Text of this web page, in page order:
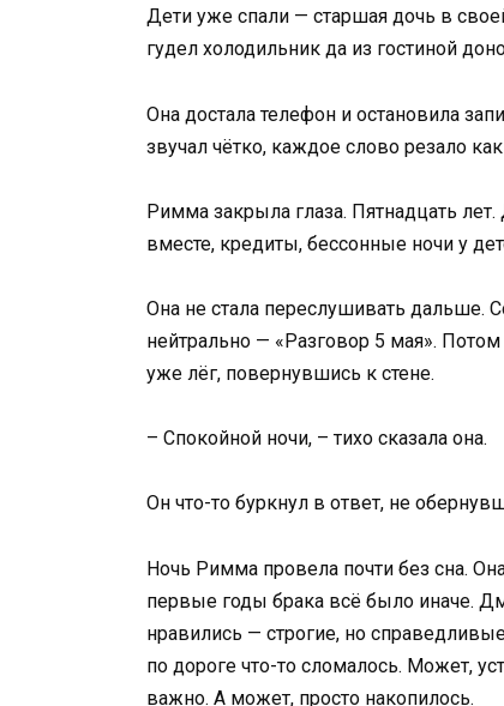
Дети уже спали — старшая дочь в
гудел холодильник да из гостиной
Она достала телефон и остановила
звучал чётко, каждое слово резало
Римма закрыла глаза. Пятнадцать
вместе, кредиты, бессонные ночи у
Она не стала переслушивать дальше.
нейтрально — «Разговор 5 мая».
уже лёг, повернувшись к стене.
– Спокойной ночи, – тихо сказала она.
Он что-то буркнул в ответ, не
Ночь Римма провела почти без сна.
первые годы брака всё было иначе.
нравились — строгие, но
по дороге что-то сломалось. Может,
важно. А может, просто накопилось.